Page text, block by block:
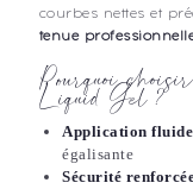
courbes nettes et
tenue
Pourquoi
Liquid Gel ?
Application
égalisante
Sécurité